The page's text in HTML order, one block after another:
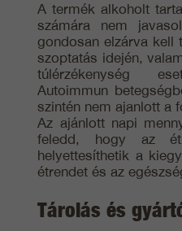
A termék alkoholt
számára nem
gondosan elzárva kell
szoptatás idején,
túlérzékenység
Autoimmun
szintén nem ajanlott a
Az ajánlott napi
feledd, hogy az
helyettesíthetik a
étrendet és az
Tárolás és